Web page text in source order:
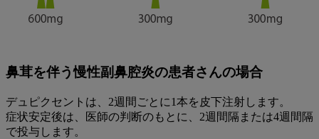
鼻茸を伴う慢性副鼻腔炎の患者さんの場合
デュピクセントは、2週間ごとに1本を皮下注射します。
症状安定後は、医師の判断のもとに、2週間隔または4週間隔
で投与します。